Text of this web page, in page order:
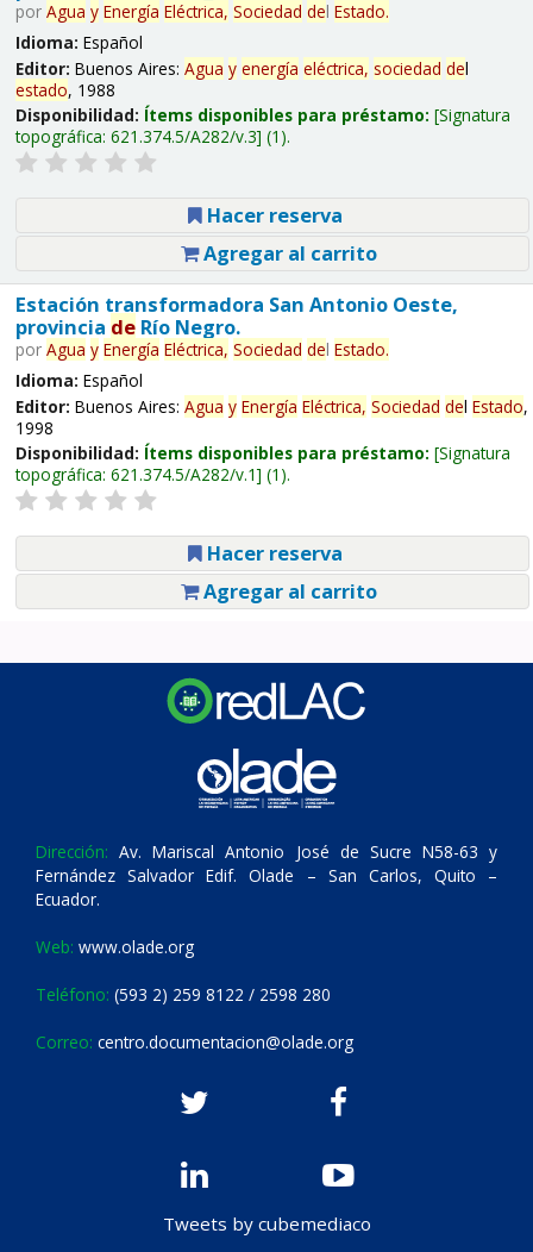
por Agua y Energía Eléctrica, Sociedad del Estado.
Idioma: Español
Editor: Buenos Aires: Agua y energía eléctrica, sociedad del
estado, 1988
Disponibilidad: Ítems disponibles para préstamo: Signatura
topográfica: 621.374.5/A282/v.3 (1).
Hacer reserva
Agregar al carrito
Estación transformadora San Antonio Oeste,
provincia deRío Negro.
por Agua y Energía Eléctrica, Sociedad del Estado.
Idioma: Español
Editor: Buenos Aires: Agua y Energía Eléctrica, Sociedad del Estado,
1998
Disponibilidad: Ítems disponibles para préstamo: Signatura
topográfica: 621.374.5/A282/v.1 (1).
Hacer reserva
Agregar al carrito
Dirección: Av. Mariscal Antonio José de Sucre N58-63 y
Fernández Salvador Edif. Olade – San Carlos, Quito –
Ecuador.
Web: www.olade.org
Teléfono: (593 2) 259 8122 / 2598 280
Correo: centro.documentacion@olade.org
Tweets by cubemediaco